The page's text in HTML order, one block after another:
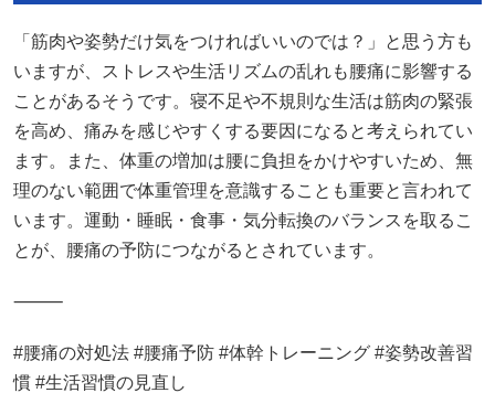
「筋肉や姿勢だけ気をつければいいのでは？」と思う方も
いますが、ストレスや生活リズムの乱れも腰痛に影響する
ことがあるそうです。寝不足や不規則な生活は筋肉の緊張
を高め、痛みを感じやすくする要因になると考えられてい
ます。また、体重の増加は腰に負担をかけやすいため、無
理のない範囲で体重管理を意識することも重要と言われて
います。運動・睡眠・食事・気分転換のバランスを取るこ
とが、腰痛の予防につながるとされています。
⸻
#腰痛の対処法 #腰痛予防 #体幹トレーニング #姿勢改善習
慣 #生活習慣の見直し